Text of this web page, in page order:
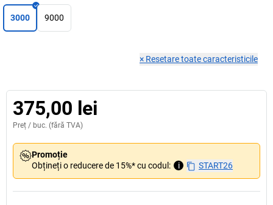
3000 9000
× Resetare toate caracteristicile
375,00 lei
Preț / buc. (fără TVA)
Promoție
Obțineți o reducere de 15%* cu codul:
i START26